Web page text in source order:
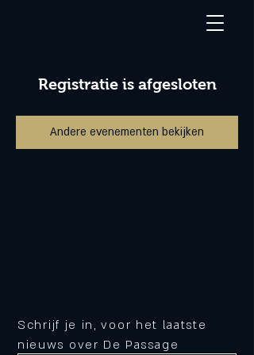
Registratie is afgesloten
Andere evenementen bekijken
Schrijf je in, voor het laatste
nieuws over De Passage